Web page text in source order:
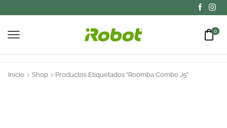
0
Inicio Shop Productos Etiquetados “Roomba Combo J5”